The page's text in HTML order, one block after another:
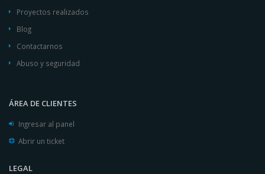
Proyectos realizados
Blog
Contactarnos
Abuso y seguridad
ÁREA DE CLIENTES
Ingresar al panel
Abrir un ticket
LEGAL